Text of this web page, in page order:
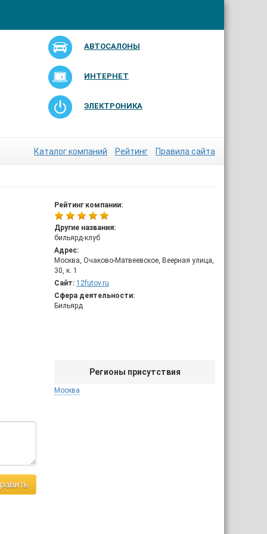
АВТОСАЛОНЫ
ИНТЕРНЕТ
ЭЛЕКТРОНИКА
Каталог компаний Рейтинг Правила сайта
Рейтинг компании:
Другие названия:
бильярд-клуб
Адрес:
Москва, Очаково-Матвеевское, Веерная улица,
30, к. 1
Сайт: 12futov.ru
Сфера деятельности:
Бильярд
Регионы присутствия
Москва